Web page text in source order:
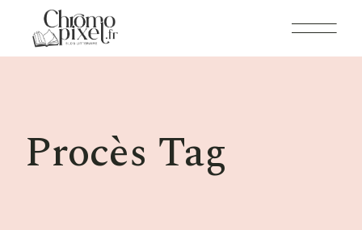
content
Procès Tag